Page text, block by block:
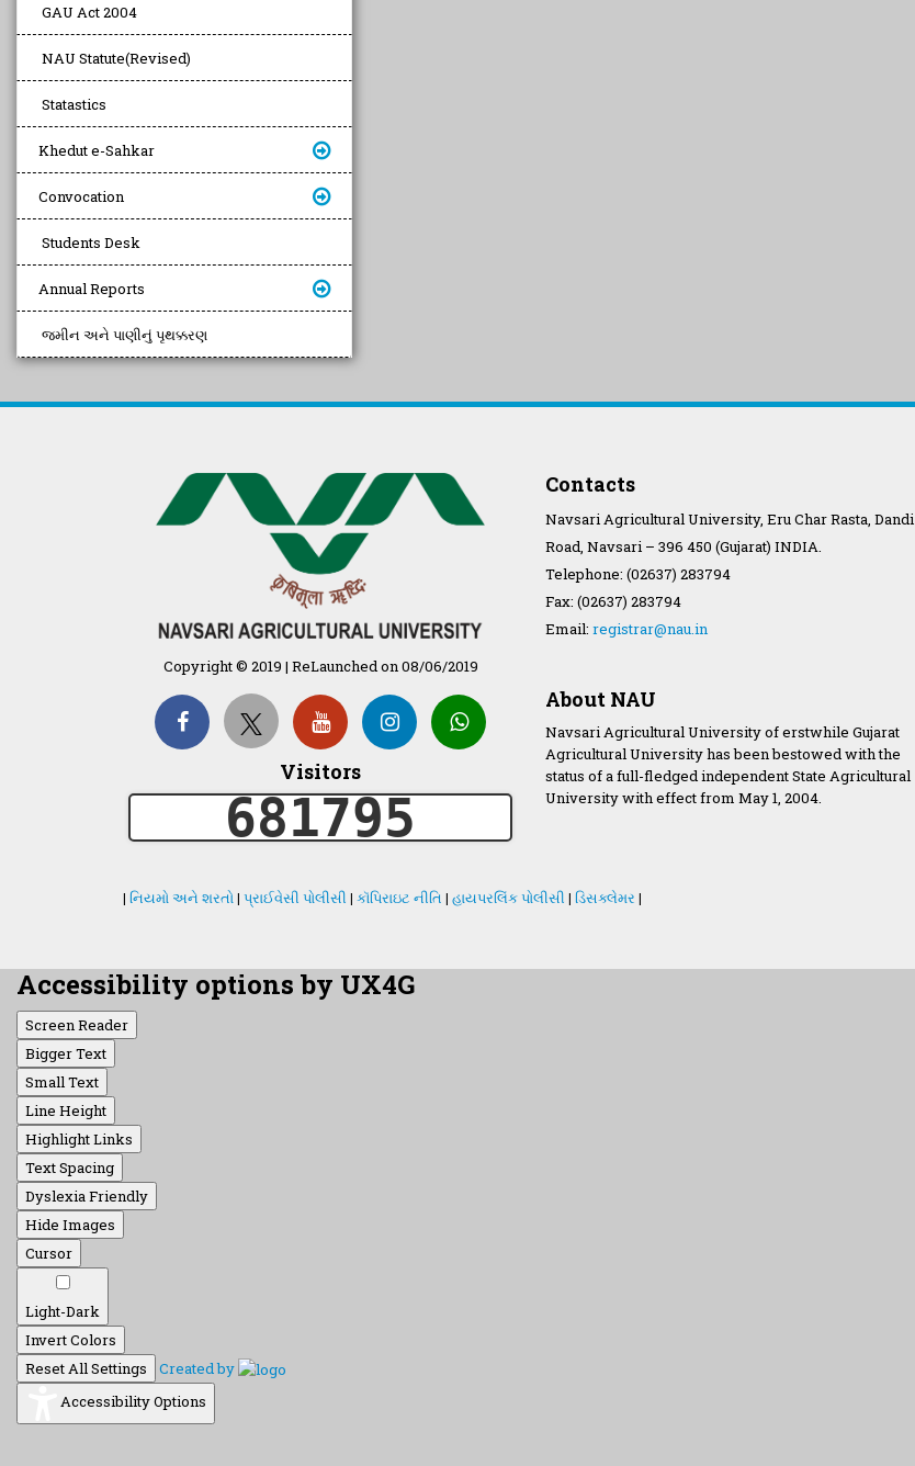
GAU Act 2004
NAU Statute(Revised)
Statastics
Khedut e-Sahkar
Convocation
Students Desk
Annual Reports
જમીન અને પાણીનું પૃથક્કરણ
Copyright © 2019 | ReLaunched on 08/06/2019
Visitors
681795
Contacts
Navsari Agricultural University, Eru Char Rasta, Dandi
Road, Navsari – 396 450 (Gujarat) INDIA.
Telephone: (02637) 283794
Fax: (02637) 283794
Email: registrar@nau.in
About NAU
Navsari Agricultural University of erstwhile Gujarat
Agricultural University has been bestowed with the
status of a full-fledged independent State Agricultural
University with effect from May 1, 2004.
| નિયમો અને શરતો| પ્રાઈવેસી પોલીસી | કૉપિરાઇટ નીતિ | હાયપરલિંક પોલીસી | ડિસક્લેમર |
Accessibility options by UX4G
Screen Reader
Bigger Text
Small Text
Line Height
Highlight Links
Text Spacing
Dyslexia Friendly
Hide Images
Cursor
Light-Dark
Invert Colors
Reset All Settings
Created by
Accessibility Options